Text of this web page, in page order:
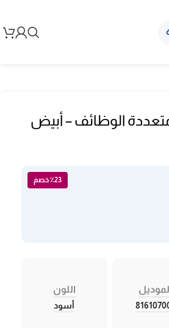
كولن 1600 وات 4 لتر متعددة الوظائف – أبيض
٪23 خصم
اللون
أسود